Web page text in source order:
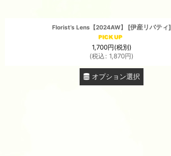
Florist’s Lens【2024AW】 [伊産リバティ]
1,700円(税別)
(税込: 1,870円)
オプション選択